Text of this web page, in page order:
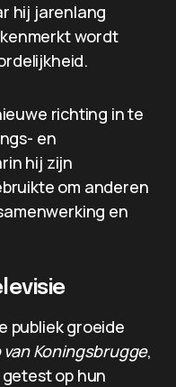
hij jarenlang
wordt
richting in te
en
hij zijn
om anderen
en
publiek groeide
van Koningsbrugge,
op hun